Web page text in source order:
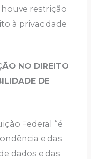
restrição
à privacidade
NO DIREITO
DE
Federal “é
e das
dados e das